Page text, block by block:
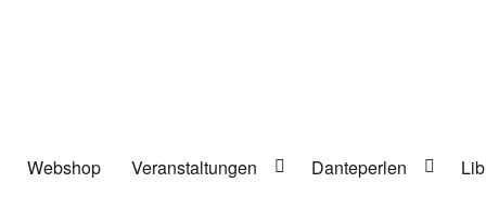
Webshop Veranstaltungen Danteperlen